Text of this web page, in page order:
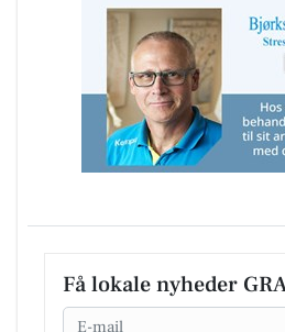
Få lokale nyheder
Email